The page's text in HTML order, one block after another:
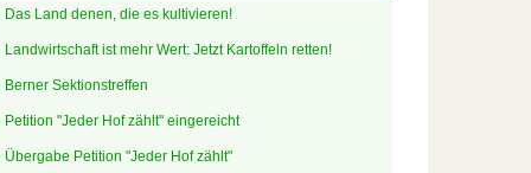
Das Land denen, die es kultivieren!
Landwirtschaft ist mehr Wert: Jetzt Kartoffeln retten!
Berner Sektionstreffen
Petition "Jeder Hof zählt" eingereicht
Übergabe Petition "Jeder Hof zählt"